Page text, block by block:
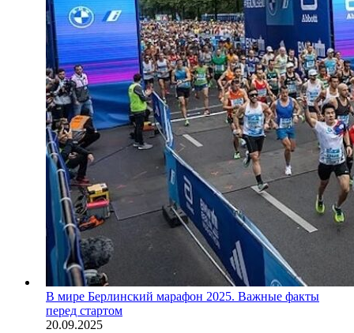
В мире Берлинский марафон 2025. Важные факты
перед стартом
20.09.2025